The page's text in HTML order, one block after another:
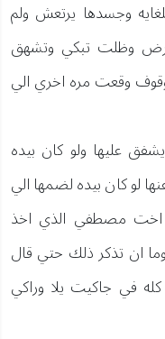
وجسدها يرتعش ولم
وظلت تبكي وتشهق
وقعت مره اخري الي
عليها ولو كان بيده
لو كان بيده لضمها الي
اخت مصطفي الذي اخذ
ان تذكر ذلك حتي قال
في جاكيت يلا وراكي